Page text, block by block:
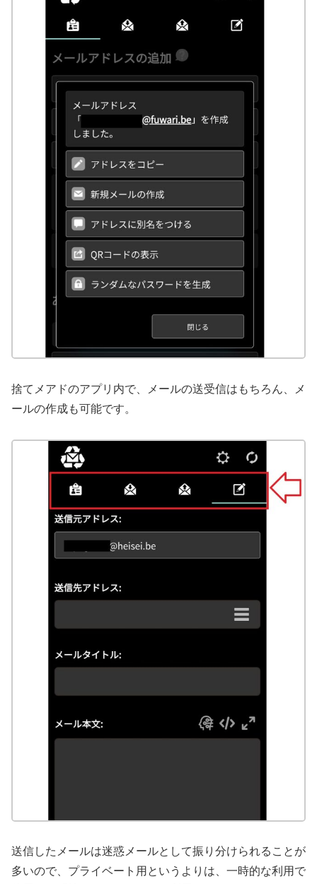
捨てメアドのアプリ内で、メールの送受信はもちろん、メ
ールの作成も可能です。
送信したメールは迷惑メールとして振り分けられることが
多いので、プライベート用というよりは、一時的な利用で